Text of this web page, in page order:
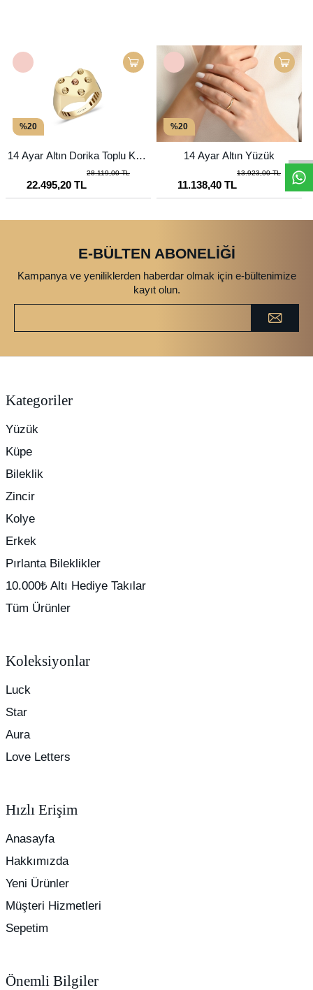
%20
14 Ayar Altın Dorika Toplu Kalp
22.495,20 TL
28.119,00 TL
%20
14 Ayar Altın Yüzük
11.138,40 TL
13.923,00 TL
E-BÜLTEN ABONELİĞİ
Kampanya ve yeniliklerden haberdar olmak için e-bültenimize
kayıt olun.
Kategoriler
Yüzük
Küpe
Bileklik
Zincir
Kolye
Erkek
Pırlanta Bileklikler
10.000₺ Altı Hediye Takılar
Tüm Ürünler
Koleksiyonlar
Luck
Star
Aura
Love Letters
Hızlı Erişim
Anasayfa
Hakkımızda
Yeni Ürünler
Müşteri Hizmetleri
Sepetim
Önemli Bilgiler